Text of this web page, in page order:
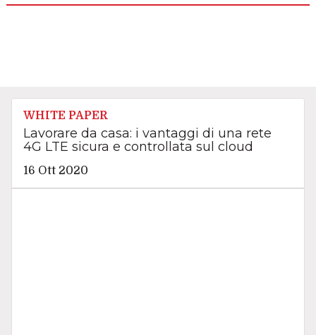
WHITE PAPER
Lavorare da casa: i vantaggi di una rete
4G LTE sicura e controllata sul cloud
16 Ott 2020